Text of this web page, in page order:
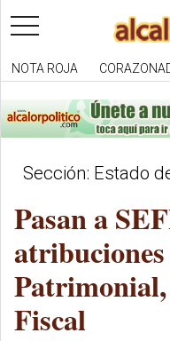
toggle
navigation
NOTA ROJA
Sección: Estado
Pasan a
Fiscal